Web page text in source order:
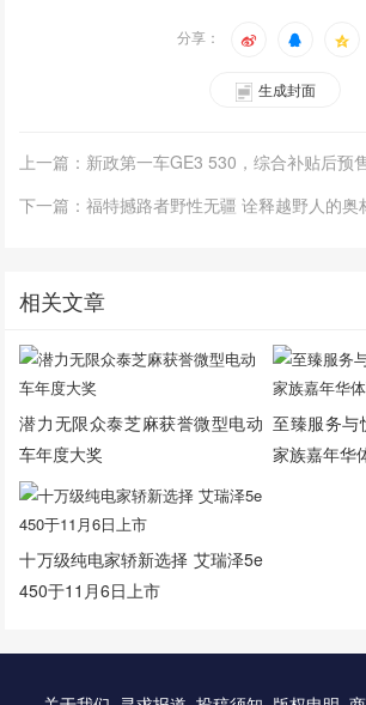
分享：
生成封面
上一篇：新政第一车GE3 530，综合补贴后预
下一篇：福特撼路者野性无疆 诠释越野人的奥
相关文章
潜力无限众泰芝麻获誉微型电动
车年度大奖
至臻服务与
家族嘉年华
十万级纯电家轿新选择 艾瑞泽5e
450于11月6日上市